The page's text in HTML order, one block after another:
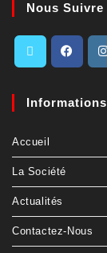
Nous Suivre
Informations
Accueil
La Société
Actualités
Contactez-Nous